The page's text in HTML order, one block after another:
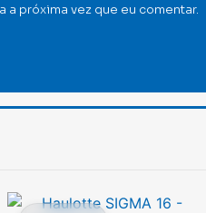
a próxima vez que eu comentar.